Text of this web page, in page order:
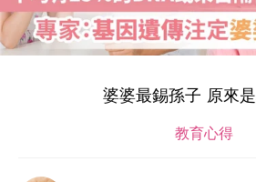
婆婆最錫孫子 原來是
教育心得